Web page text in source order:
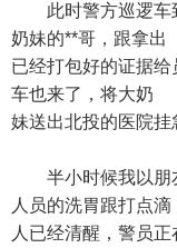
此时警方巡逻车
奶妹的**哥，跟拿出
已经打包好的证据
车也来了，将大奶
妹送出北投的医院挂
半小时候我以朋
人员的洗胃跟打点滴
人已经清醒，警员正